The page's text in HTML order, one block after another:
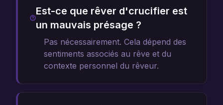
Est-ce que rêver d'crucifier est
un mauvais présage ?
Pas nécessairement. Cela dépend des
sentiments associés au rêve et du
contexte personnel du rêveur.